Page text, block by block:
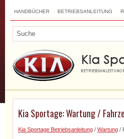
HANDBÜCHER BETRIEBSANLEITUNG
Kia Sportage: Wartung /
Kia Sportage Betriebsanleitung / Wartung /